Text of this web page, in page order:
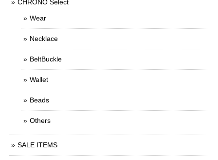
CHRONO Select
Wear
Necklace
BeltBuckle
Wallet
Beads
Others
SALE ITEMS